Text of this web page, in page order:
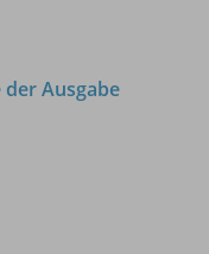
Ausgabe